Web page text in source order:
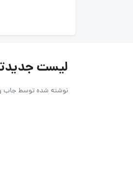
لیست
نوشته شده توسطجاب